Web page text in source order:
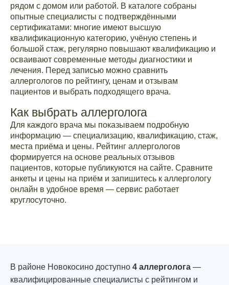
рядом с домом или работой. В каталоге собраны
опытные специалисты с подтверждёнными
сертификатами: многие имеют высшую
квалификационную категорию, учёную степень и
большой стаж, регулярно повышают квалификацию и
осваивают современные методы диагностики и
лечения. Перед записью можно сравнить
аллергологов по рейтингу, ценам и отзывам
пациентов и выбрать подходящего врача.
Как выбрать аллерголога
Для каждого врача мы показываем подробную
информацию — специализацию, квалификацию, стаж,
места приёма и цены. Рейтинг аллергологов
формируется на основе реальных отзывов
пациентов, которые публикуются на сайте. Сравните
анкеты и цены на приём и запишитесь к аллергологу
онлайн в удобное время — сервис работает
круглосуточно.
В районе Новокосино доступно 4 аллерголога —
квалифицированные специалисты с рейтингом и